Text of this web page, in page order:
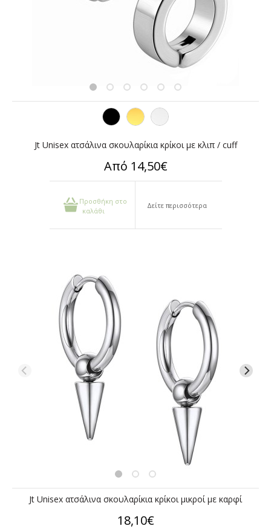
Jt Unisex ατσάλινα σκουλαρίκια κρίκοι με κλιπ / cuff
Από 14,50€
Προσθήκη στο
καλάθι
Δείτε περισσότερα
Jt Unisex ατσάλινα σκουλαρίκια κρίκοι μικροί με καρφί
18,10€